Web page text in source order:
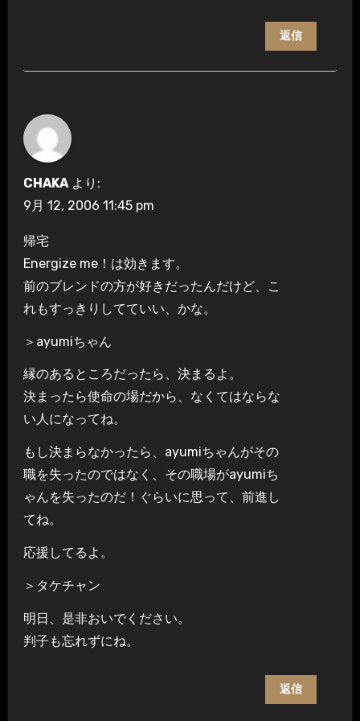
返信
CHAKA より:
9月 12, 2006 11:45 pm
帰宅
Energize me！は効きます。
前のブレンドの方が好きだったんだけど、こ
れもすっきりしてていい、かな。
＞ayumiちゃん
縁のあるところだったら、決まるよ。
決まったら使命の場だから、なくてはならな
い人になってね。
もし決まらなかったら、ayumiちゃんがその
職を失ったのではなく、その職場がayumiち
ゃんを失ったのだ！ぐらいに思って、前進し
てね。
応援してるよ。
＞タケチャン
明日、是非おいでください。
判子も忘れずにね。
返信